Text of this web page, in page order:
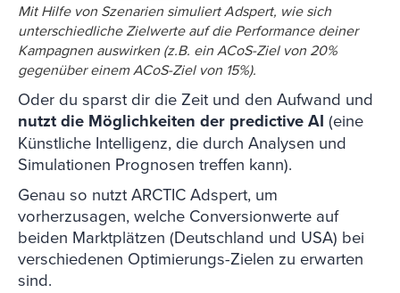
Mit Hilfe von Szenarien simuliert Adspert, wie sich
unterschiedliche Zielwerte auf die Performance deiner
Kampagnen auswirken (z.B. ein ACoS-Ziel von 20%
gegenüber einem ACoS-Ziel von 15%).
Oder du sparst dir die Zeit und den Aufwand und
nutzt die Möglichkeiten der predictive AI (eine
Künstliche Intelligenz, die durch Analysen und
Simulationen Prognosen treffen kann).
Genau so nutzt ARCTIC Adspert, um
vorherzusagen, welche Conversionwerte auf
beiden Marktplätzen (Deutschland und USA) bei
verschiedenen Optimierungs-Zielen zu erwarten
sind.